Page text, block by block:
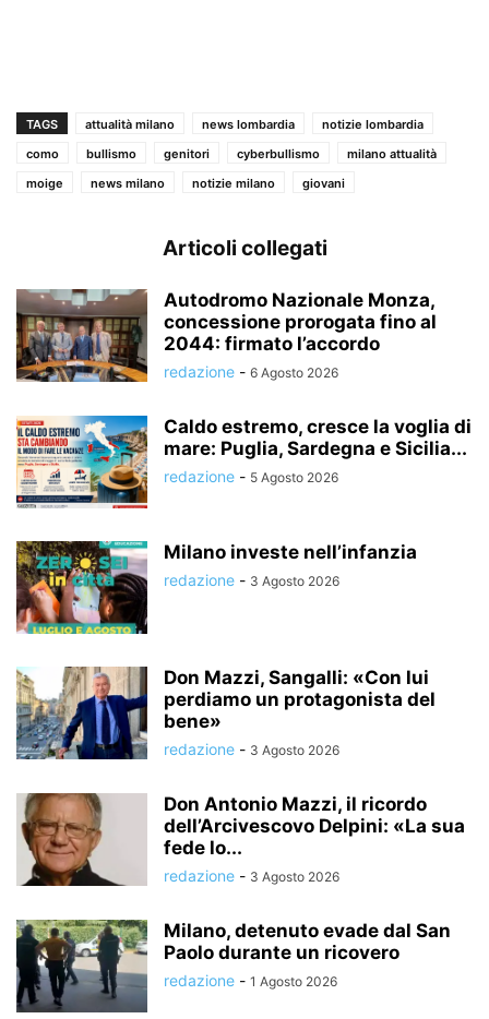
TAGS attualità milano news lombardia
notizie lombardia
como
bullismo genitori cyberbullismo
milano attualità
moige
news milano notizie milano giovani
Articoli collegati
Autodromo Nazionale Monza,
concessione prorogata fino al
2044: firmato l’accordo
redazione - 6 Agosto 2026
Caldo estremo, cresce la voglia di
mare: Puglia, Sardegna e Sicilia...
redazione - 5 Agosto 2026
Milano investe nell’infanzia
redazione - 3 Agosto 2026
Don Mazzi, Sangalli: «Con lui
perdiamo un protagonista del
bene»
redazione - 3 Agosto 2026
Don Antonio Mazzi, il ricordo
dell’Arcivescovo Delpini: «La sua
fede lo...
redazione - 3 Agosto 2026
Milano, detenuto evade dal San
Paolo durante un ricovero
redazione - 1 Agosto 2026